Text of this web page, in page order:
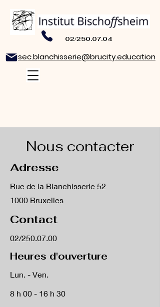
02/250.07.04
sec.blanchisserie@brucity.education
Nous contacter
Adresse
Rue de la Blanchisserie 52
1000 Bruxelles
Contact
02/250.07.00
Heures d'ouverture
Lun. - Ven.
8 h 00 - 16 h 30